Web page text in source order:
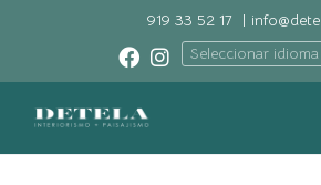
919 33 52 17 |
Seleccionar idioma